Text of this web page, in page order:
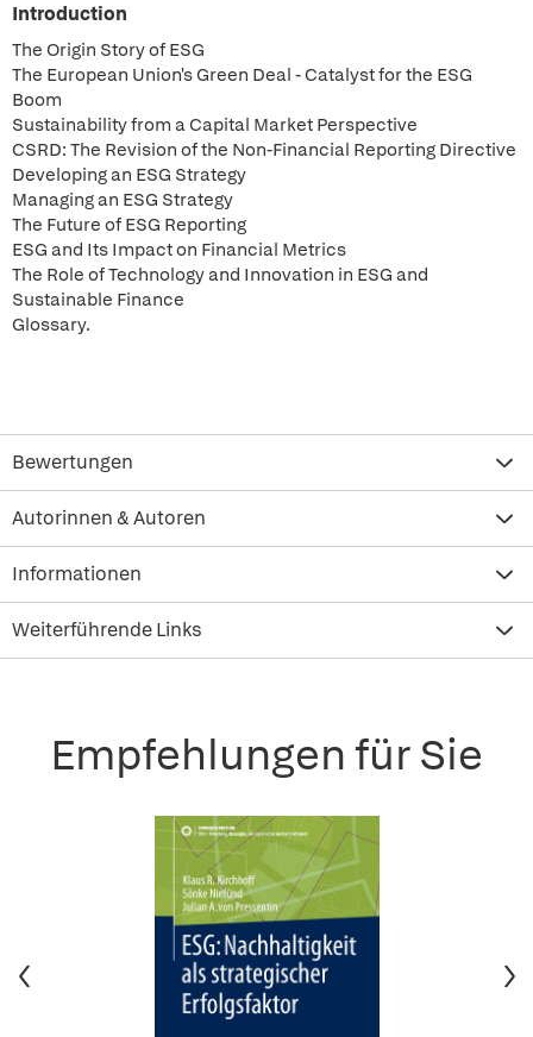
Introduction
The Origin Story of ESG
The European Union's Green Deal - Catalyst for the ESG
Boom
Sustainability from a Capital Market Perspective
CSRD: The Revision of the Non-Financial Reporting Directive
Developing an ESG Strategy
Managing an ESG Strategy
The Future of ESG Reporting
ESG and Its Impact on Financial Metrics
The Role of Technology and Innovation in ESG and
Sustainable Finance
Glossary.
Bewertungen
Autorinnen & Autoren
Informationen
Weiterführende Links
Empfehlungen für Sie